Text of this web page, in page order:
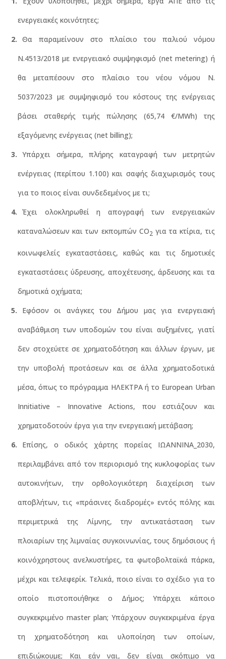
ενεργειακές κοινότητες;
Θα παραμείνουν στο πλαίσιο του παλιού νόμου
Ν.4513/2018 με ενεργειακό συμψηφισμό (net metering) ή
θα μεταπέσουν στο πλαίσιο του νέου νόμου Ν.
5037/2023 με συμψηφισμό του κόστους της ενέργειας
βάσει σταθερής τιμής πώλησης (65,74 €/MWh) της
εξαγόμενης ενέργειας (net billing);
Υπάρχει σήμερα, πλήρης καταγραφή των μετρητών
ενέργειας (περίπου 1.100) και σαφής διαχωρισμός τους
για το ποιος είναι συνδεδεμένος με τι;
Έχει ολοκληρωθεί η απογραφή των ενεργειακών
καταναλώσεων και των εκπομπών CO2 για τα κτίρια, τις
κοινωφελείς εγκαταστάσεις, καθώς και τις δημοτικές
εγκαταστάσεις ύδρευσης, αποχέτευσης, άρδευσης και τα
δημοτικά οχήματα;
Εφόσον οι ανάγκες του Δήμου μας για ενεργειακή
αναβάθμιση των υποδομών του είναι αυξημένες, γιατί
δεν στοχεύετε σε χρηματοδότηση και άλλων έργων, με
την υποβολή προτάσεων και σε άλλα χρηματοδοτικά
μέσα, όπως το πρόγραμμα ΗΛΕΚΤΡΑ ή το European Urban
Innitiative – Innovative Actions, που εστιάζουν και
χρηματοδοτούν έργα για την ενεργειακή μετάβαση;
Επίσης, ο οδικός χάρτης πορείας ΙΩΑΝΝΙΝΑ_2030,
περιλαμβάνει από τον περιορισμό της κυκλοφορίας των
αυτοκινήτων, την ορθολογικότερη διαχείριση των
αποβλήτων, τις «πράσινες διαδρομές» εντός πόλης και
περιμετρικά της Λίμνης, την αντικατάσταση των
πλοιαρίων της λιμναίας συγκοινωνίας, τους δημόσιους ή
κοινόχρηστους ανελκυστήρες, τα φωτοβολταϊκά πάρκα,
μέχρι και τελεφερίκ. Τελικά, ποιο είναι το σχέδιο για το
οποίο πιστοποιήθηκε ο Δήμος; Υπάρχει κάποιο
συγκεκριμένο master plan; Υπάρχουν συγκεκριμένα έργα
τη χρηματοδότηση και υλοποίηση των οποίων,
επιδιώκουμε; Και εάν ναι, δεν είναι σκόπιμο να